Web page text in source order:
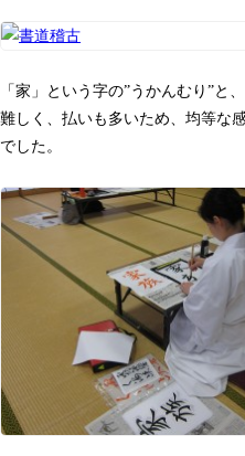
八甲田山神社
海葬
奉祝記念事業
お問い合わせ
「家」という字の”うかんむり”と
難しく、払いも多いため、均等な
でした。